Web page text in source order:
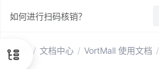
首页 / 文档中心 / VortMall 使用文档 /
如何进行扫码核销？